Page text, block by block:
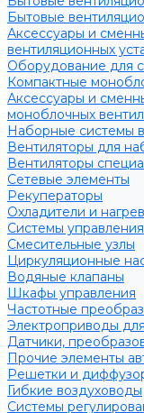
Бытовые
Аксессуары и
вентиляционных
Оборудование для
Компактные
Аксессуары и
моноблочных
Наборные системы
Вентиляторы для
Вентиляторы
Сетевые элементы
Рекуператоры
Охладители и
Системы
Смесительные узлы
Циркуляционные
Водяные клапаны
Шкафы управления
Частотные
Электроприводы
Датчики,
Прочие элементы
Решетки и
Гибкие воздуховоды
Системы